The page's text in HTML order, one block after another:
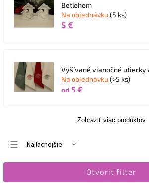
Betlehem
Na objednávku (5 ks)
5 €
Vyšívané vianočné utierky
Na objednávku (>5 ks)
od 5 €
Zobraziť viac produktov
Najlacnejšie
Najdrahšie
Otvoriť filter